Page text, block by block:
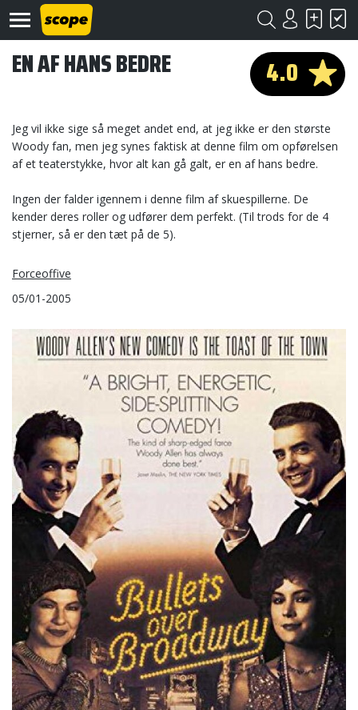
Kontakt
EN AF HANS BEDRE 4.0
Jeg vil ikke sige så meget andet end, at jeg ikke er den største
Woody fan, men jeg synes faktisk at denne film om opførelsen
af et teaterstykke, hvor alt kan gå galt, er en af hans bedre.
Ingen der falder igennem i denne film af skuespillerne. De
kender deres roller og udfører dem perfekt. (Til trods for de 4
stjerner, så er den tæt på de 5).
Forceoffive
05/01-2005